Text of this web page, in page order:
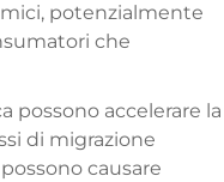
potenzialmente
che
possono accelerare la
di migrazione
causare